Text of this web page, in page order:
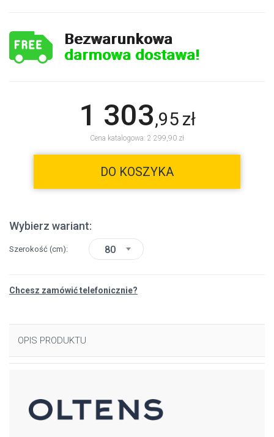
Bezwarunkowa
darmowa dostawa!
1 303,95 zł
Cena katalogowa: 2 299,90 zł
DO KOSZYKA
Wybierz wariant:
Szerokość (cm) 80
Chcesz zamówić telefonicznie?
OPIS PRODUKTU